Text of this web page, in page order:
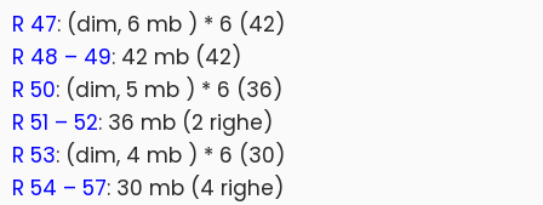
R 47: (dim, 6 mb ) * 6 (42)
R 48 – 49: 42 mb (42)
R 50: (dim, 5 mb ) * 6 (36)
R 51 – 52: 36 mb (2 righe)
R 53: (dim, 4 mb ) * 6 (30)
R 54 – 57: 30 mb (4 righe)